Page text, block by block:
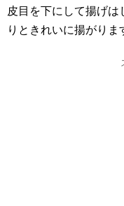
皮目を下にして揚げ
りときれいに揚がりま